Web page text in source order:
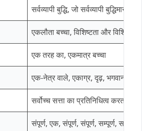
सर्वव्यापी बुद्धि, जो सर्वव्यापी बुद्धिमान है
एकलौता बच्चा, विशिष्टता और
एक तरह का, एकमात्र बच्चा
एक-नेत्र वाले, एकाग्र, दृढ़, भगवान शिव,
सर्वोच्च सत्ता का प्रतिनिधित्व करता
संपूर्ण, एक, संपूर्ण, संपूर्ण, सम्पूर्ण, सम्पूर्ण,